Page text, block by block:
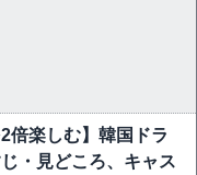
倍楽しむ】韓国ドラ
・見どころ、キャス